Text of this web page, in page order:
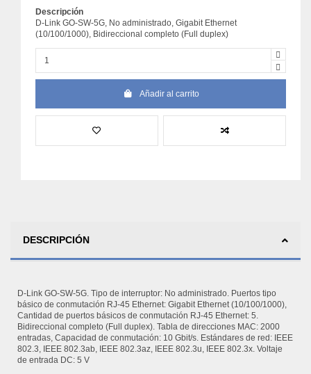
Descripción
D-Link GO-SW-5G, No administrado, Gigabit Ethernet
(10/100/1000), Bidireccional completo (Full duplex)
Añadir al carrito
DESCRIPCIÓN
D-Link GO-SW-5G. Tipo de interruptor: No administrado. Puertos tipo
básico de conmutación RJ-45 Ethernet: Gigabit Ethernet (10/100/1000),
Cantidad de puertos básicos de conmutación RJ-45 Ethernet: 5.
Bidireccional completo (Full duplex). Tabla de direcciones MAC: 2000
entradas, Capacidad de conmutación: 10 Gbit/s. Estándares de red: IEEE
802.3, IEEE 802.3ab, IEEE 802.3az, IEEE 802.3u, IEEE 802.3x. Voltaje
de entrada DC: 5 V